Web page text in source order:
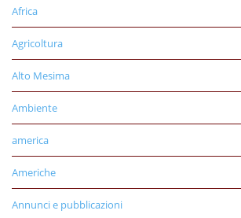
Africa
Agricoltura
Alto Mesima
Ambiente
america
Americhe
Annunci e pubblicazioni